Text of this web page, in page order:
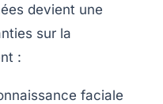
devient une
sur la
:
faciale